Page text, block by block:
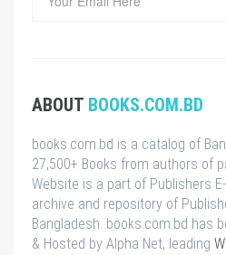
ABOUT BOOKS.COM.BD
books.com.bd is a catalog of
27,500+ Books from authors of
Website is a part of Publishers
archive and repository of
Bangladesh. books.com.bd has
& Hosted by Alpha Net, leading